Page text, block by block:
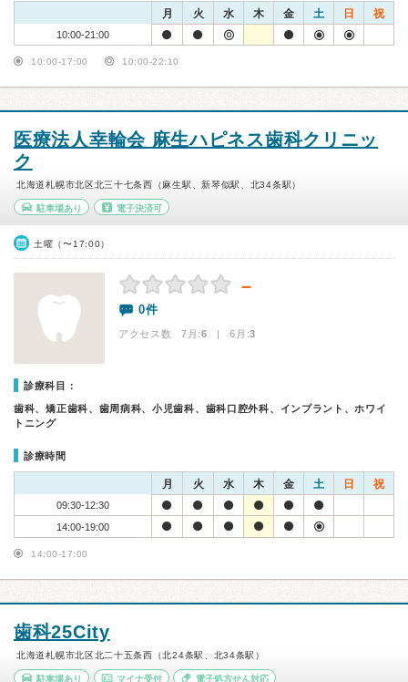
月 火 水 木 金 土 日 祝
10:00-21:00
10:00-17:00 10:00-22:10
医療法人幸輪会 麻生ハピネス歯科クリニッ
ク
北海道札幌市北区北三十七条西（麻生駅、新琴似駅、北34条駅）
駐車場あり 電子決済可
土曜（〜17:00）
－
0件
アクセス数 7月:6 | 6月:3
診療科目：
歯科、矯正歯科、歯周病科、小児歯科、歯科口腔外科、インプラント、ホワイ
トニング
診療時間
月 火 水 木 金 土 日 祝
09:30-12:30
14:00-19:00
14:00-17:00
歯科25City
北海道札幌市北区北二十五条西（北24条駅、北34条駅）
駐車場あり マイナ受付 電子処方せん対応